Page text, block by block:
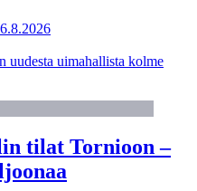
6.8.2026
uudesta uimahallista kolme
tilat Tornioon –